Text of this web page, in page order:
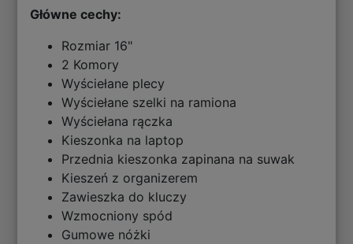
Główne cechy:
Rozmiar 16"
2 Komory
Wyściełane plecy
Wyściełane szelki na ramiona
Wyściełana rączka
Kieszonka na laptop
Przednia kieszonka zapinana na suwak
Kieszeń z organizerem
Zawieszka do kluczy
Wzmocniony spód
Gumowe nóżki